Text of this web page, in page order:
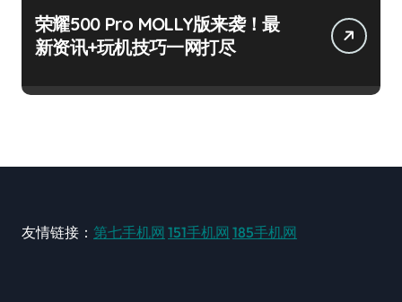
荣耀500 Pro MOLLY版来袭！最
新资讯+玩机技巧一网打尽
友情链接： 第七手机网 151手机网 185手机网